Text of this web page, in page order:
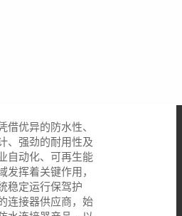
优异的防水性、
、强劲的耐用性及
自动化、可再生能
挥着关键作用，
稳定运行保驾护
连接器供应商，始